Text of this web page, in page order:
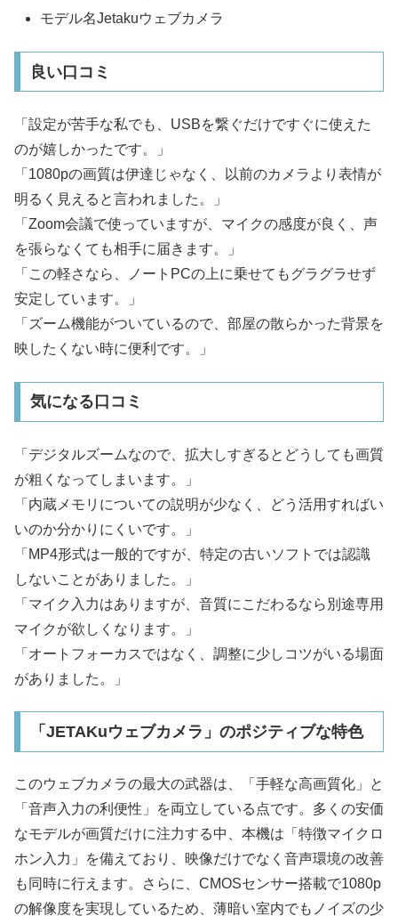
モデル名Jetakuウェブカメラ
良い口コミ
「設定が苦手な私でも、USBを繋ぐだけですぐに使えた
のが嬉しかったです。」
「1080pの画質は伊達じゃなく、以前のカメラより表情が
明るく見えると言われました。」
「Zoom会議で使っていますが、マイクの感度が良く、声
を張らなくても相手に届きます。」
「この軽さなら、ノートPCの上に乗せてもグラグラせず
安定しています。」
「ズーム機能がついているので、部屋の散らかった背景を
映したくない時に便利です。」
気になる口コミ
「デジタルズームなので、拡大しすぎるとどうしても画質
が粗くなってしまいます。」
「内蔵メモリについての説明が少なく、どう活用すればい
いのか分かりにくいです。」
「MP4形式は一般的ですが、特定の古いソフトでは認識
しないことがありました。」
「マイク入力はありますが、音質にこだわるなら別途専用
マイクが欲しくなります。」
「オートフォーカスではなく、調整に少しコツがいる場面
がありました。」
「JETAKuウェブカメラ」のポジティブな特色
このウェブカメラの最大の武器は、「手軽な高画質化」と
「音声入力の利便性」を両立している点です。多くの安価
なモデルが画質だけに注力する中、本機は「特徴マイクロ
ホン入力」を備えており、映像だけでなく音声環境の改善
も同時に行えます。さらに、CMOSセンサー搭載で1080p
の解像度を実現しているため、薄暗い室内でもノイズの少